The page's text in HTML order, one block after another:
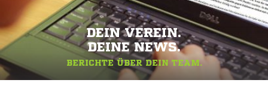
DEIN VEREIN.
DEINE NEWS.
BERICHTE ÜBER DEIN TEAM.